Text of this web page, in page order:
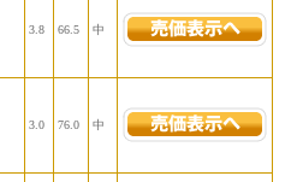
3.8 66.5 中
3.0 76.0 中